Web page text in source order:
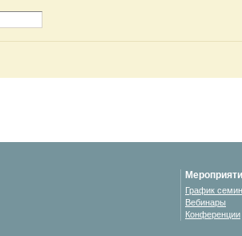
График
Вебинары
Конференции